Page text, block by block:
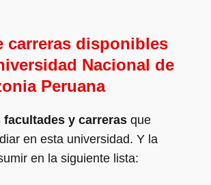
carreras disponibles
Nacional de
Peruana
facultades y carreras que
en esta universidad. Y la
en la siguiente lista: